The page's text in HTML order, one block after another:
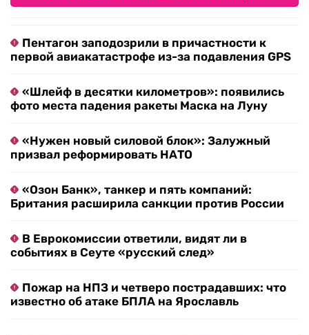
Пентагон заподозрили в причастности к
первой авиакатастрофе из-за подавления GPS
«Шлейф в десятки километров»: появились
фото места падения ракеты Маска на Луну
«Нужен новый силовой блок»: Залужный
призвал реформировать НАТО
«Озон Банк», танкер и пять компаний:
Британия расширила санкции против России
В Еврокомиссии ответили, видят ли в
событиях в Сеуте «русский след»
Пожар на НПЗ и четверо пострадавших: что
известно об атаке БПЛА на Ярославль